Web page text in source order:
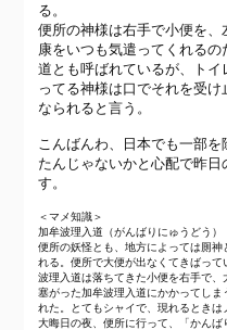
る。
便所の神様は右手で小便を
康をいつも気遣ってくれる
道とも呼ばれているが、ト
ってる神様は口でそれを受
なられると言う。
こんばんわ、日本でも一部
たんじゃないかと心配で昨
す。
＜マメ知識＞
加牟波理入道（がんばりにゅうどう）
便所の妖怪とも、地方によっては厠
れる。便所で大便が出なくてきばっ
波理入道は落ちてきた小便を右手で
塞がった加牟波理入道にかかってし
れた。とてもシャイで、現れるときは
大晦日の夜、便所に行って、「かん